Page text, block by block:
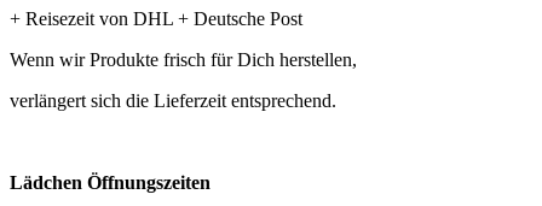
+ Reisezeit von DHL + Deutsche Post
Wenn wir Produkte frisch für Dich herstellen,
verlängert sich die Lieferzeit entsprechend.
Lädchen Öffnungszeiten